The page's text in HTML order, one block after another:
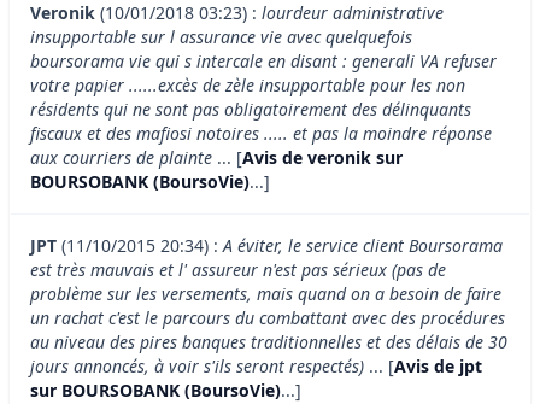
Veronik (10/01/2018 03:23) : lourdeur administrative
insupportable sur l assurance vie avec quelquefois
boursorama vie qui s intercale en disant : generali VA refuser
votre papier ......excès de zèle insupportable pour les non
résidents qui ne sont pas obligatoirement des délinquants
fiscaux et des mafiosi notoires ..... et pas la moindre réponse
aux courriers de plainte ... [Avis de veronik sur
BOURSOBANK (BoursoVie)...]
JPT (11/10/2015 20:34) :A éviter, le service client Boursorama
est très mauvais et l' assureur n'est pas sérieux (pas de
problème sur les versements, mais quand on a besoin de faire
un rachat c'est le parcours du combattant avec des procédures
au niveau des pires banques traditionnelles et des délais de 30
jours annoncés, à voir s'ils seront respectés) ... [Avis de jpt
sur BOURSOBANK (BoursoVie)...]